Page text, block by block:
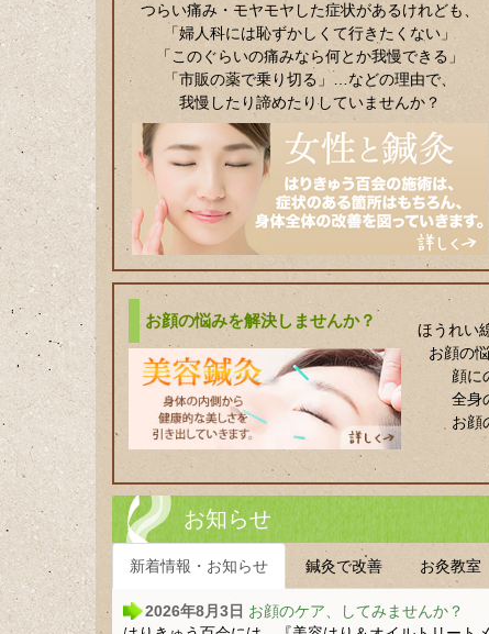
つらい痛み・モヤモヤした症状があるけれども、
「婦人科には恥ずかしくて行きたくない」
「このぐらいの痛みなら何とか我慢できる」
「市販の薬で乗り切る」…などの理由で、
我慢したり諦めたりしていませんか？
お顔の悩みを解決しませんか？
ほうれい
お顔の
顔に
全身
お顔
お知らせ
新着情報・お知らせ 鍼灸で改善 お灸教室
2026年8月3日 お顔のケア、してみませんか？